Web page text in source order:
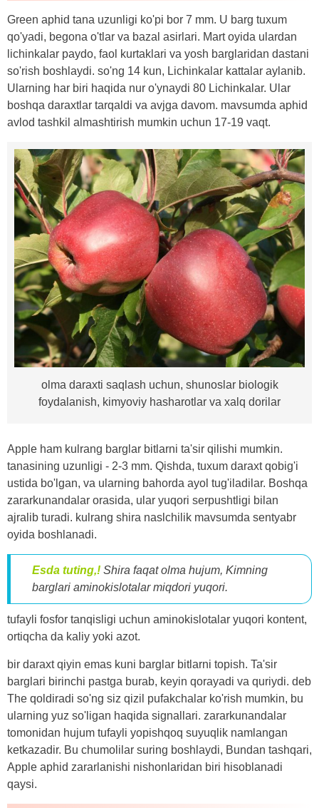
Green aphid tana uzunligi ko'pi bor 7 mm. U barg tuxum
qo'yadi, begona o'tlar va bazal asirlari. Mart oyida ulardan
lichinkalar paydo, faol kurtaklari va yosh barglaridan dastani
so'rish boshlaydi. so'ng 14 kun, Lichinkalar kattalar aylanib.
Ularning har biri haqida nur o'ynaydi 80 Lichinkalar. Ular
boshqa daraxtlar tarqaldi va avjga davom. mavsumda aphid
avlod tashkil almashtirish mumkin uchun 17-19 vaqt.
olma daraxti saqlash uchun, shunoslar biologik
foydalanish, kimyoviy hasharotlar va xalq dorilar
Apple ham kulrang barglar bitlarni ta'sir qilishi mumkin.
tanasining uzunligi - 2-3 mm. Qishda, tuxum daraxt qobig'i
ustida bo'lgan, va ularning bahorda ayol tug'iladilar. Boshqa
zararkunandalar orasida, ular yuqori serpushtligi bilan
ajralib turadi. kulrang shira naslchilik mavsumda sentyabr
oyida boshlanadi.
Esda tuting,! Shira faqat olma hujum, Kimning
barglari aminokislotalar miqdori yuqori.
tufayli fosfor tanqisligi uchun aminokislotalar yuqori kontent,
ortiqcha da kaliy yoki azot.
bir daraxt qiyin emas kuni barglar bitlarni topish. Ta'sir
barglari birinchi pastga burab, keyin qorayadi va quriydi. deb
The qoldiradi so'ng siz qizil pufakchalar ko'rish mumkin, bu
ularning yuz so'ligan haqida signallari. zararkunandalar
tomonidan hujum tufayli yopishqoq suyuqlik namlangan
ketkazadir. Bu chumolilar suring boshlaydi, Bundan tashqari,
Apple aphid zararlanishi nishonlaridan biri hisoblanadi
qaysi.